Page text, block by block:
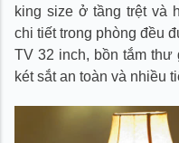
king size ở tầng trệt và
chi tiết trong phòng đều
TV 32 inch, bồn tắm thư
két sắt an toàn và nhiều